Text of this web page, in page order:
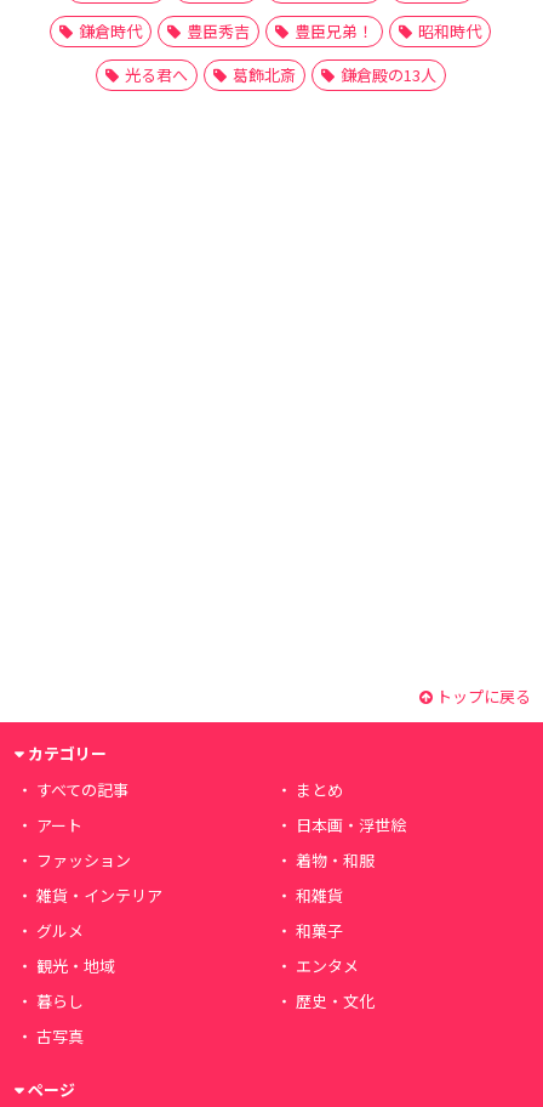
鎌倉時代
豊臣秀吉 豊臣兄弟！
昭和時代
光る君へ
葛飾北斎 鎌倉殿の13人
トップに戻る
カテゴリー
すべての記事
まとめ
アート
日本画・浮世絵
ファッション
着物・和服
雑貨・インテリア
和雑貨
グルメ
和菓子
観光・地域
エンタメ
暮らし
歴史・文化
古写真
ページ